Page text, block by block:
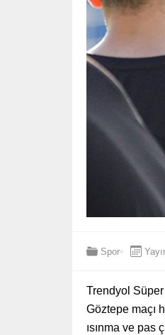
Spor
Trendyol
Göztepe maçı
ısınma ve pas